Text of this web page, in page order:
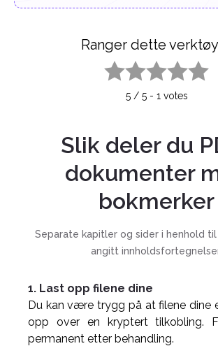
Ranger dette
5/ 5- 1 votes
Slik deler du
dokumenter
bokmerker
Separate kapitler og sider i henhold
angitt
1. Last opp filene dine
Du kan være trygg på at filene dine
opp over en kryptert tilkobling.
permanent etter behandling.